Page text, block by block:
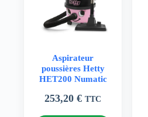
Aspirateur
poussières Hetty
HET200 Numatic
253,20€ TTC